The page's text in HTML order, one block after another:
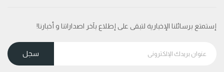
إستمتع برسائلنا الإخبارية لتبقى على إطلاع بآخر اصداراتنا و أخبارنا!